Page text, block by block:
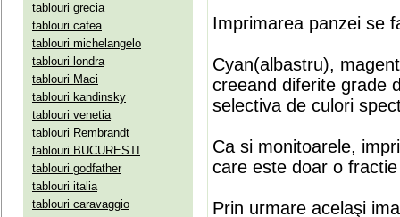
tablouri grecia
tablouri cafea
tablouri michelangelo
tablouri londra
tablouri Maci
tablouri kandinsky
tablouri venetia
tablouri Rembrandt
tablouri BUCURESTI
tablouri godfather
tablouri italia
tablouri caravaggio
Imprimarea panzei se
Cyan(albastru),
creeand diferite grade
selectiva de culori
Ca si monitoarele,
care este doar o
Prin urmare acelaşi